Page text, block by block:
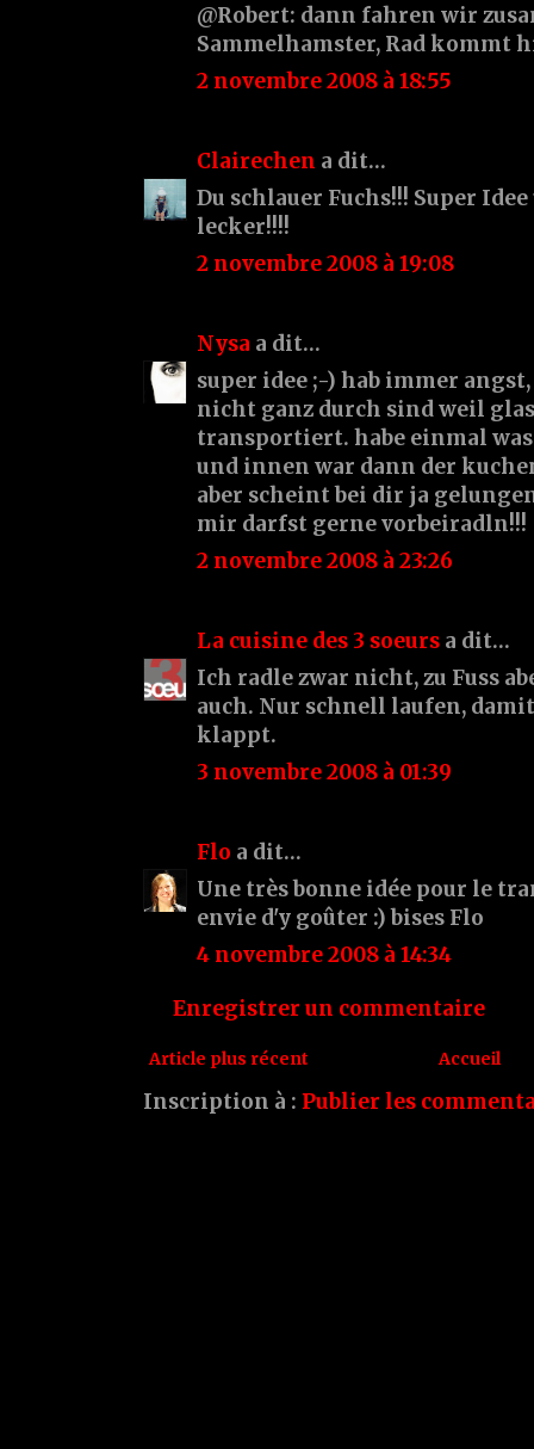
@Robert: dann fahren wir
Sammelhamster, Rad kommt
2 novembre 2008 à 18:55
Clairechen a dit…
Du schlauer Fuchs!!! Super
lecker!!!!
2 novembre 2008 à 19:08
Nysa a dit…
super idee ;-) hab immer
nicht ganz durch sind weil
transportiert. habe einmal
und innen war dann der
aber scheint bei dir ja
mir darfst gerne vorbeiradln!!!
2 novembre 2008 à 23:26
La cuisine des 3 soeurs a dit…
Ich radle zwar nicht, zu Fuss
auch. Nur schnell laufen,
klappt.
3 novembre 2008 à 01:39
Flo a dit…
Une très bonne idée pour le
envie d'y goûter :) bises Flo
4 novembre 2008 à 14:34
Enregistrer un commentaire
Article plus récent Accueil
Inscription à : Publier les